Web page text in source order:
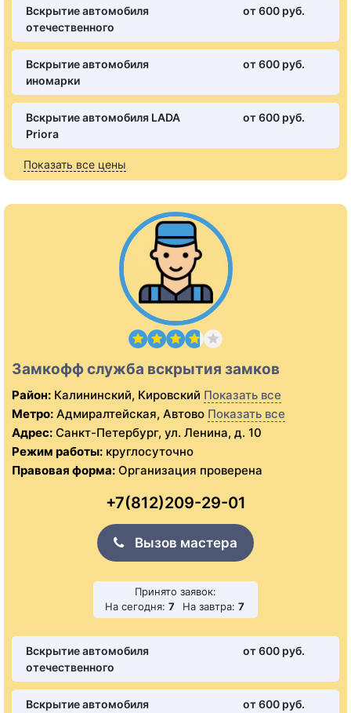
Вскрытие автомобиля
отечественного
от 600 pуб.
Вскрытие автомобиля
иномарки
от 600 pуб.
Вскрытие автомобиля LADA
Priora
от 600 pуб.
Показать все цены
Замкофф служба вскрытия замков
Район: Калининский, Кировский Показать все
Метро: Адмиралтейская, Автово Показать все
Адрес: Санкт-Петербург, ул. Ленина, д. 10
Режим работы: круглосуточно
Правовая форма: Организация проверена
+7(812)209-29-01
Вызов мастера
Принято заявок:
На сегодня: 7 На завтра: 7
Вскрытие автомобиля
отечественного
от 600 pуб.
Вскрытие автомобиля
от 600 pуб.